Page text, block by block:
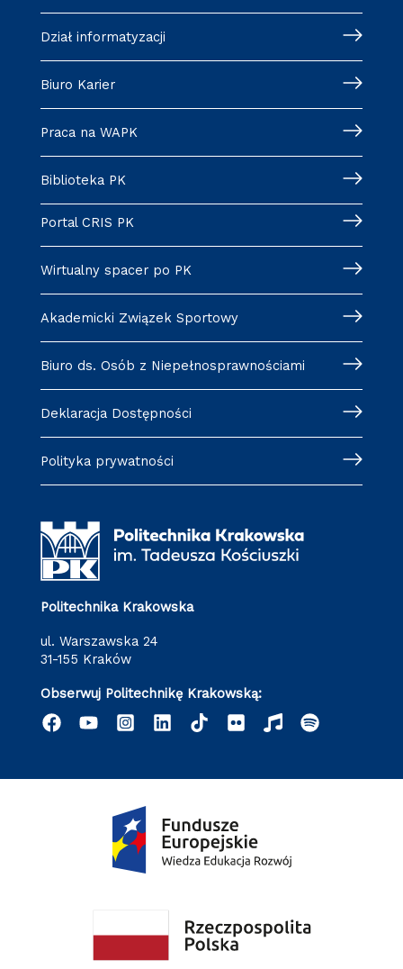
Dział informatyzacji
Biuro Karier
Praca na WAPK
Biblioteka PK
Portal CRIS PK
Wirtualny spacer po PK
Akademicki Związek Sportowy
Biuro ds. Osób z Niepełnosprawnościami
Deklaracja Dostępności
Polityka prywatności
Politechnika Krakowska
ul. Warszawska 24
31-155 Kraków
Obserwuj Politechnikę Krakowską: